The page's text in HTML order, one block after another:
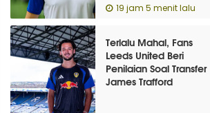
19 jam 5 menit lalu
Terlalu Mahal, Fans
Leeds United Beri
Penilaian Soal Transfer
James Trafford